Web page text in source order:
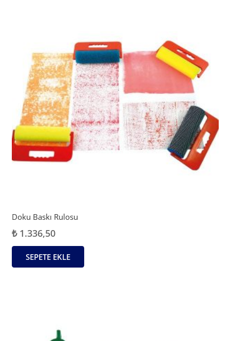
Doku Baskı Rulosu
₺1.336,50
SEPETE EKLE